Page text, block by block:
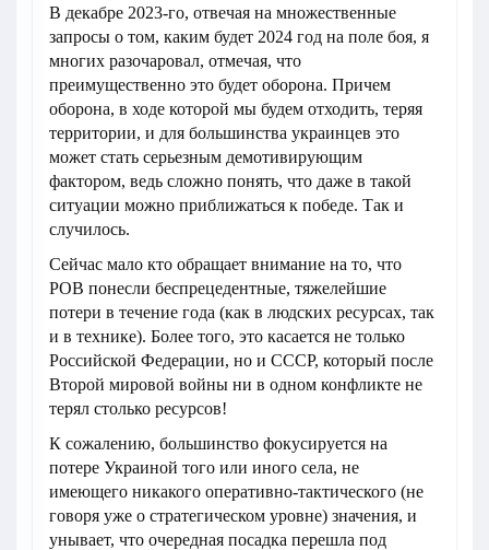
В декабре 2023-го, отвечая на множественные
запросы о том, каким будет 2024 год на поле боя, я
многих разочаровал, отмечая, что
преимущественно это будет оборона. Причем
оборона, в ходе которой мы будем отходить, теряя
территории, и для большинства украинцев это
может стать серьезным демотивирующим
фактором, ведь сложно понять, что даже в такой
ситуации можно приближаться к победе. Так и
случилось.
Сейчас мало кто обращает внимание на то, что
РОВ понесли беспрецедентные, тяжелейшие
потери в течение года (как в людских ресурсах, так
и в технике). Более того, это касается не только
Российской Федерации, но и СССР, который после
Второй мировой войны ни в одном конфликте не
терял столько ресурсов!
К сожалению, большинство фокусируется на
потере Украиной того или иного села, не
имеющего никакого оперативно-тактического (не
говоря уже о стратегическом уровне) значения, и
унывает, что очередная посадка перешла под